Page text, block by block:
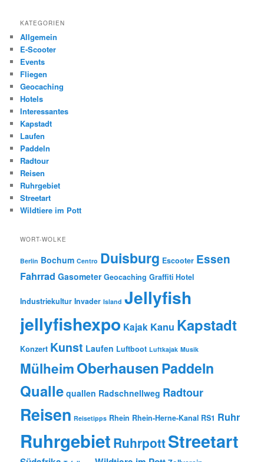
KATEGORIEN
Allgemein
E-Scooter
Events
Fliegen
Geocaching
Hotels
Interessantes
Kapstadt
Laufen
Paddeln
Radtour
Reisen
Ruhrgebiet
Streetart
Wildtiere im Pott
WORT-WOLKE
Berlin Bochum Centro Duisburg Escooter Essen
Fahrrad Gasometer Geocaching Graffiti Hotel
Industriekultur Invader Island Jellyfish
jellyfishexpo Kajak Kanu Kapstadt
Konzert Kunst Laufen Luftboot Luftkajak Musik
MülheimOberhausenPaddeln
Qualle quallen Radschnellweg Radtour
Reisen Reisetipps Rhein Rhein-Herne-Kanal RS1 Ruhr
Ruhrgebiet RuhrpottStreetart